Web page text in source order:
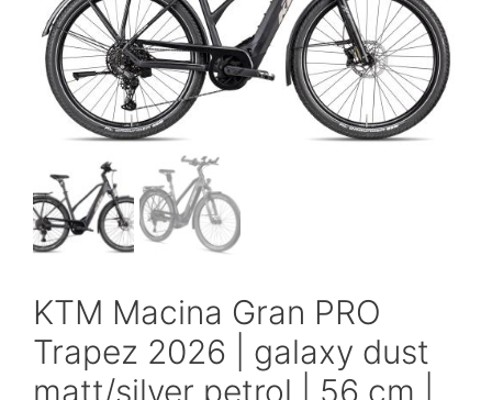
KTM Macina Gran PRO
Trapez 2026 | galaxy dust
matt/silver petrol | 56 cm |